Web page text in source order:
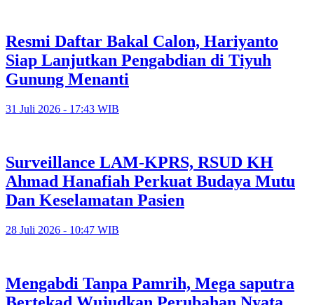
Resmi Daftar Bakal Calon, Hariyanto
Siap Lanjutkan Pengabdian di Tiyuh
Gunung Menanti
31 Juli 2026 - 17:43 WIB
Surveillance LAM-KPRS, RSUD KH
Ahmad Hanafiah Perkuat Budaya Mutu
Dan Keselamatan Pasien
28 Juli 2026 - 10:47 WIB
Mengabdi Tanpa Pamrih, Mega saputra